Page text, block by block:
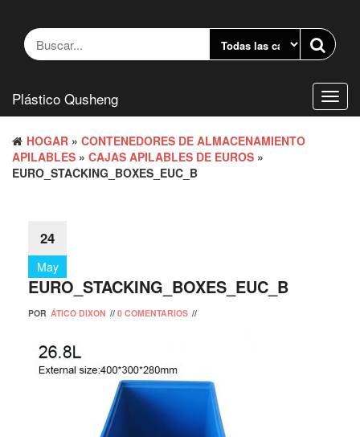
contenido
Plástico Qusheng
HOGAR » CONTENEDORES DE ALMACENAMIENTO
APILABLES » CAJAS APILABLES DE EUROS »
EURO_STACKING_BOXES_EUC_B
24
May
EURO_STACKING_BOXES_EUC_B
POR ÁTICO DIXON // 0 COMENTARIOS //